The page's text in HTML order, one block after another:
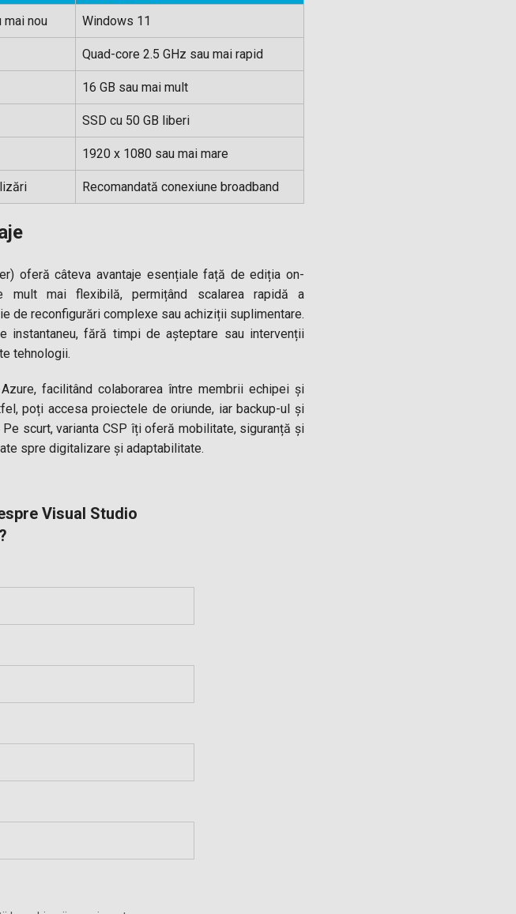
mai nou Windows 11
Quad-core 2.5 GHz sau mai rapid
16 GB sau mai mult
SSD cu 50 GB liberi
1920 x 1080 sau mai mare
Recomandată conexiune broadband
oferă câteva avantaje esențiale față de ediția on-
mult mai flexibilă, permițând scalarea rapidă a
de reconfigurări complexe sau achiziții suplimentare.
fără timpi de așteptare sau intervenții
tehnologii.
facilitând colaborarea între membrii echipei și
poți accesa proiectele de oriunde, iar backup-ul și
scurt, varianta CSP îți oferă mobilitate, siguranță și
spre digitalizare și adaptabilitate.
Visual Studio